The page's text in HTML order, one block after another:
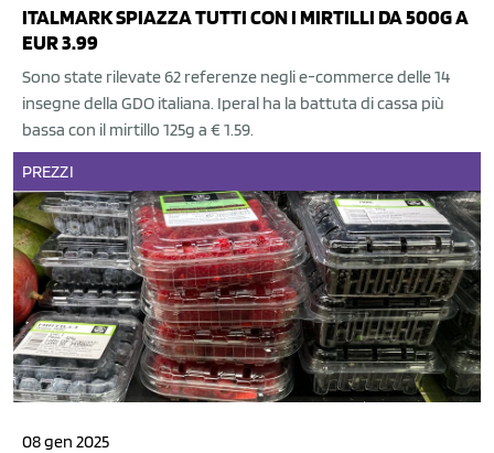
ITALMARK SPIAZZA TUTTI CON I MIRTILLI DA 500G A
EUR 3.99
Sono state rilevate 62 referenze negli e-commerce delle 14
insegne della GDO italiana. Iperal ha la battuta di cassa più
bassa con il mirtillo 125g a € 1.59.
PREZZI
08 gen 2025